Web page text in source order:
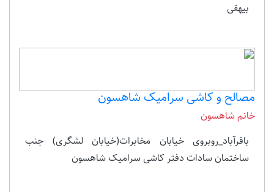
بیهقی
مصالح و کاشی سرامیک شاهسون
خانم شاهسون
باقرآباد_روبروی خیابان مخابرات(خیابان لشگری) جنب
ساختمان سادات دفتر کاشی سرامیک شاهسون